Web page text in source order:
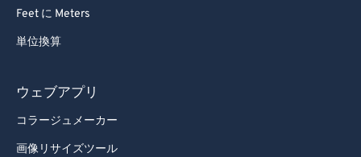
Feet に Meters
単位換算
ウェブアプリ
コラージュメーカー
画像リサイズツール